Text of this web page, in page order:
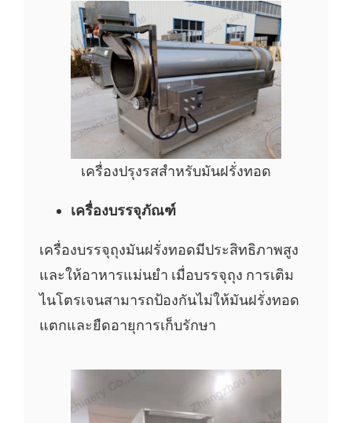
เครื่องปรุงรสสำหรับมันฝรั่งทอด
เครื่องบรรจุภัณฑ์
เครื่องบรรจุถุงมันฝรั่งทอดมีประสิทธิภาพสูง
และให้อาหารแม่นยำ เมื่อบรรจุถุง การเติม
ไนโตรเจนสามารถป้องกันไม่ให้มันฝรั่งทอด
แตกและยืดอายุการเก็บรักษา